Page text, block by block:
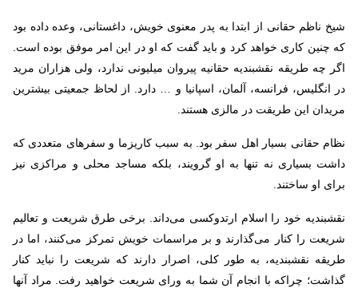
شیخ ناظم حقانی از ابتدا به پدر معنوی خویش، داغستانی، وعده داده بود
که چنین کاری خواهد کرد و باید گفت که او در این امر موفق بوده است.
اگر چه طریقه نقشبندیه حقانیه پیروان میلیونی ندارد، ولی هزاران مرید
در انگلیس، فرانسه، آلمان، اسپانیا و … دارد. از لحاظ جمعیتی بیشترین
مریدان این طریقت در مالزی هستند.
نظام حقانی بسیار اهل سفر بود. به سبب کاریزما و سفرهای متعددی که
داشت بسیاری نه تنها به او گرویند، بلکه مساجد محلی و مراکزی نیز
برای او ساختند.
نقشبندیه خود را اسلام ارتدوکسی می‌داند. برخی طرق شریعت و تعالیم
شریعت را کنار می‌گذارند و بر مراسمات خویش تمرکز می‌کنند، اما در
طریقه نقشبندیه، به طور کلی، اصرار دارند که شریعت را نباید کنار
گذاشت؛ چراکه با انجام آن شما به ورای شریعت خواهید رفت. مراد آنها